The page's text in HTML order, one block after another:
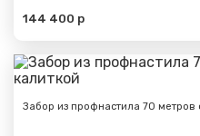
144 400 р
Забор из профнастила 70 метров